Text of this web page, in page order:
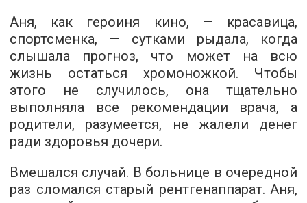
Аня, как героиня кино, — красавица,
спортсменка, — сутками рыдала, когда
слышала прогноз, что может на всю
жизнь остаться хромоножкой. Чтобы
этого не случилось, она тщательно
выполняла все рекомендации врача, а
родители, разумеется, не жалели денег
ради здоровья дочери.
Вмешался случай. В больнице в очередной
раз сломался старый рентгенаппарат. Аня,